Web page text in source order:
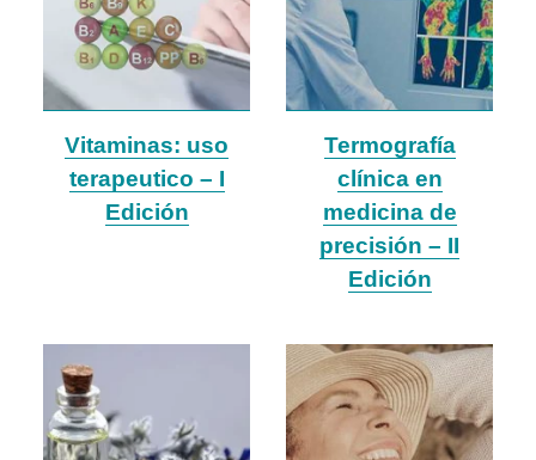
Vitaminas: uso
terapeutico – I
Edición
Termografía
clínica en
medicina de
precisión – II
Edición